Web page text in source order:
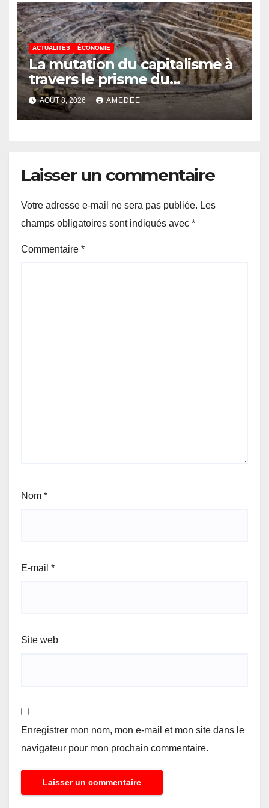
Médias et l’Union Nationale
des Caméramans du Congo
ACTUALITÉS ÉCONOMIE
La mutation du capitalisme à
travers le prisme du
Continuisme : de l’économie
de l’extraction à l’économie
de la continuité
AOÛT 8, 2026 AMEDEE
Laisser un commentaire
Votre adresse e-mail ne sera pas publiée. Les
champs obligatoires sont indiqués avec *
Commentaire *
Nom *
E-mail *
Site web
Enregistrer mon nom, mon e-mail et mon site dans le
navigateur pour mon prochain commentaire.